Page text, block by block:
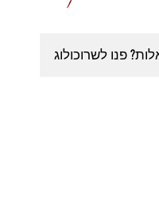
פנו לשרוכולוג